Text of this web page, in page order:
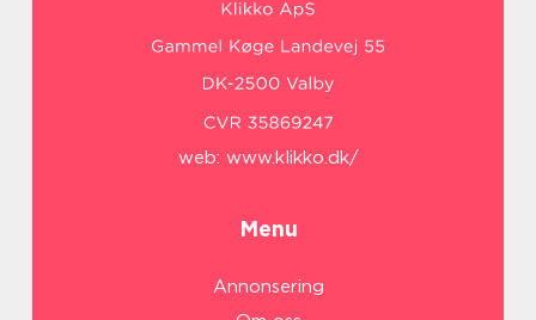
web: www.klikko.dk/
Menu
Annonsering